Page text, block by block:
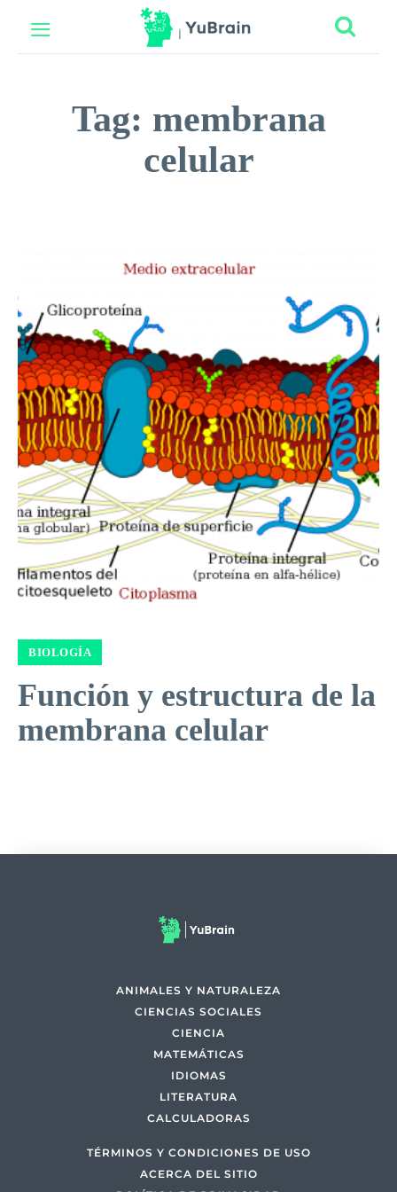
Tag: membrana
celular
BIOLOGÍA
Función y estructura de la
membrana celular
ANIMALES Y NATURALEZA
CIENCIAS SOCIALES
CIENCIA
MATEMÁTICAS
IDIOMAS
LITERATURA
CALCULADORAS
TÉRMINOS Y CONDICIONES DE USO
ACERCA DEL SITIO